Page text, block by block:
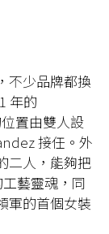
不少品牌都換
年的
置由雙人設
接任。外
二人，能夠把
藝靈魂，同
軍的首個女裝